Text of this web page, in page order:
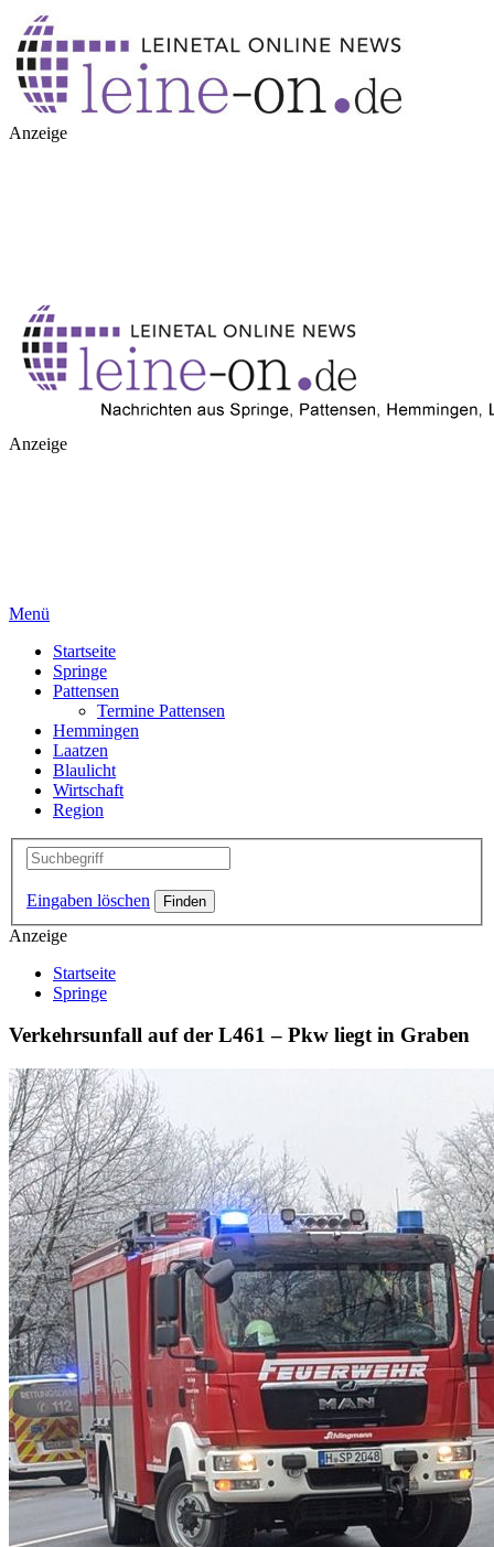
Anzeige
Anzeige
Menü
Startseite
Springe
Pattensen
Termine Pattensen
Hemmingen
Laatzen
Blaulicht
Wirtschaft
Region
Eingaben löschen
Anzeige
Startseite
Springe
Verkehrsunfall auf der L461 – Pkw liegt in Graben